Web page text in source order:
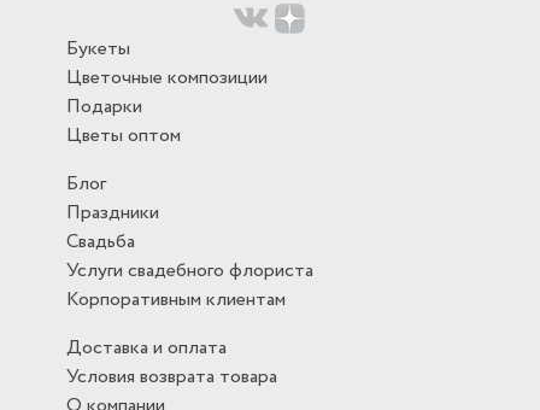
Букеты
Цветочные композиции
Подарки
Цветы оптом
Блог
Праздники
Свадьба
Услуги свадебного флориста
Корпоративным клиентам
Доставка и оплата
Условия возврата товара